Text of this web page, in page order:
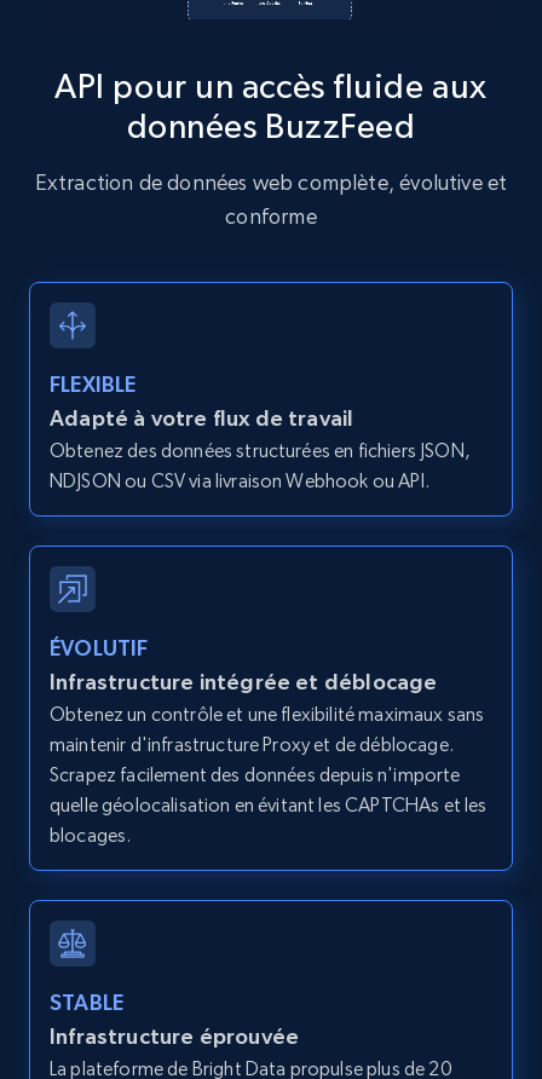
Discover by custom filters - location, home
Zpid, City, State, HomeStatus, Address,
IsListingClaimedByCurrentSignedInUser,
IsCurrentSignedInAgentResponsible, Bedrooms,
1.3K+
Zillow properties listing information -
Search by parameters on zillow and use the
Zpid, City, State, HomeStatus, Address,
IsListingClaimedByCurrentSignedInUser,
IsCurrentSignedInAgentResponsible, Bedrooms,
and more.
LinkedIn posts
URL, ID, User id, Use url, Title, Headline, Post
text, Date posted, and more.
11.3K+
LinkedIn posts - Discover user's articles by
text, Date posted, and more.
API pour un accès fluide aux
données BuzzFeed
Extraction de données web complète, évolutive et
conforme
FLEXIBLE
Adapté à votre flux de travail
Obtenez des données structurées en fichiers JSON,
NDJSON ou CSV via livraison Webhook ou API.
ÉVOLUTIF
Infrastructure intégrée et déblocage
Obtenez un contrôle et une flexibilité maximaux sans
maintenir d'infrastructure Proxy et de déblocage.
Scrapez facilement des données depuis n'importe
quelle géolocalisation en évitant les CAPTCHAs et les
blocages.
STABLE
Infrastructure éprouvée
La plateforme de Bright Data propulse plus de 20